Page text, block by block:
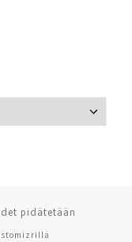
pidätetään